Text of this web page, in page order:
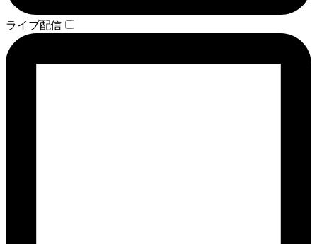
ライブ配信